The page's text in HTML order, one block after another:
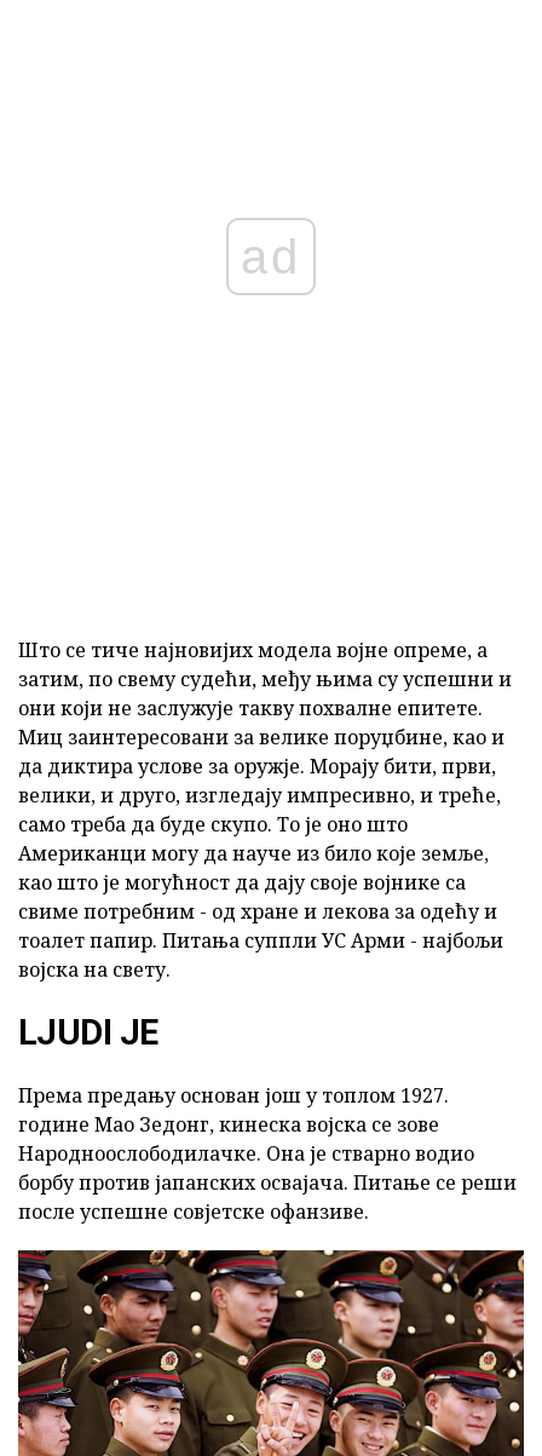
ad
Што се тиче најновијих модела војне опреме, а
затим, по свему судећи, међу њима су успешни и
они који не заслужује такву похвалне епитете.
Миц заинтересовани за велике поруџбине, као и
да диктира услове за оружје. Морају бити, први,
велики, и друго, изгледају импресивно, и треће,
само треба да буде скупо. То је оно што
Американци могу да науче из било које земље,
као што је могућност да дају своје војнике са
свиме потребним - од хране и лекова за одећу и
тоалет папир. Питања суппли УС Арми - најбољи
војска на свету.
LJUDI ЈЕ
Према предању основан још у топлом 1927.
године Мао Зедонг, кинеска војска се зове
Народноослободилачке. Она је стварно водио
борбу против јапанских освајача. Питање се реши
после успешне совјетске офанзиве.